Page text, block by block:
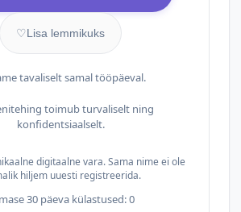
♡Lisa lemmikuks
tavaliselt samal tööpäeval.
toimub turvaliselt ning
konfidentsiaalselt.
digitaalne vara. Sama nime ei ole
hiljem uuesti registreerida.
30 päeva külastused: 0